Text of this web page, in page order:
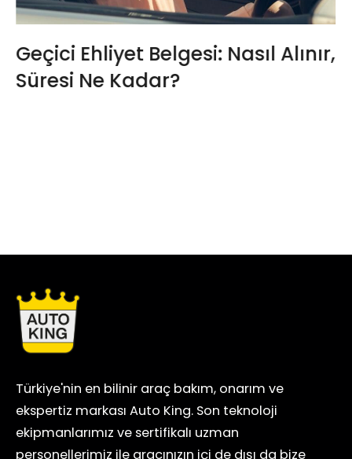
Geçici Ehliyet Belgesi: Nasıl Alınır,
Süresi Ne Kadar?
Türkiye'nin en bilinir araç bakım, onarım ve
ekspertiz markası Auto King. Son teknoloji
ekipmanlarımız ve sertifikalı uzman
personellerimiz ile aracınızın içi de dışı da bize